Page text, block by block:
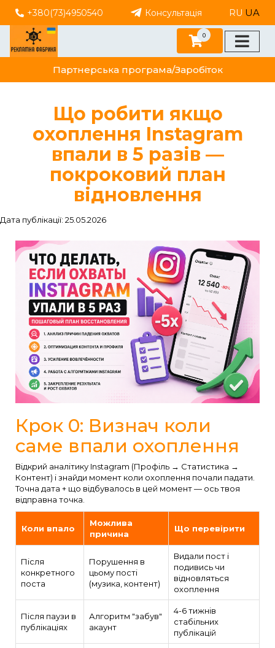
+380(73)4950540 Консультація RU UA
Партнерська програма/Заробіток
0
Що робити якщо
охоплення Instagram
впали в 5 разів —
покроковий план
відновлення
Дата публікації: 25.05.2026
Крок 0: Визнач коли
саме впали охоплення
Відкрий аналітику Instagram (Профіль → Статистика →
Контент) і знайди момент коли охоплення почали падати.
Точна дата + що відбувалось в цей момент — ось твоя
відправна точка.
Коли впало
Можлива
причина
Що перевірити
Після
конкретного
поста
Порушення в
цьому пості
(музика, контент)
Видали пост і
подивись чи
відновляться
охоплення
Після паузи в
публікаціях
Алгоритм "забув"
акаунт
4-6 тижнів
стабільних
публікацій